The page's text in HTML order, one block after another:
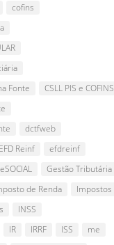
cofins
Fonte
CSLL PIS e COFINS
dctfweb
EFD Reinf
efdreinf
eSOCIAL
Gestão Tributária
de Renda
Impostos
INSS
IR IRRF ISS
me